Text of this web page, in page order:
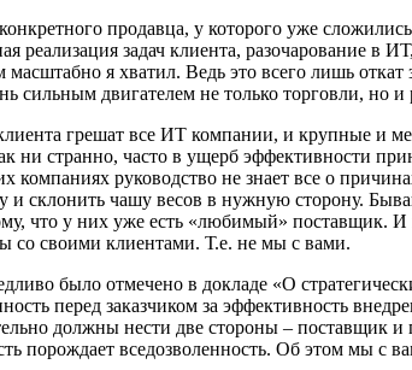
продавца, у которого уже
задач клиента, разочарование в
я хватил. Ведь это всего лишь
сильным двигателем не только торговли, но и
грешат все ИТ компании, и крупные и
ни странно, часто в ущерб эффективности
компаниях руководство не знает все о
и склонить чашу весов в нужную сторону.
что у них уже есть «любимый» поставщик.
со своими клиентами. Т.е. не мы с вами.
было отмечено в докладе «О
перед заказчиком за эффективность
должны нести две стороны –
порождает вседозволенность. Об этом мы с